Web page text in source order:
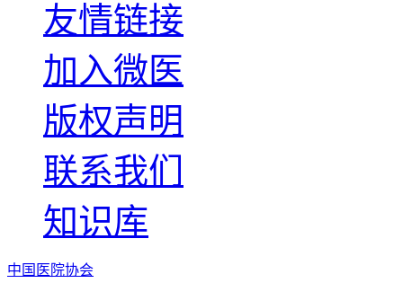
友情链接
加入微医
版权声明
联系我们
知识库
中国医院协会